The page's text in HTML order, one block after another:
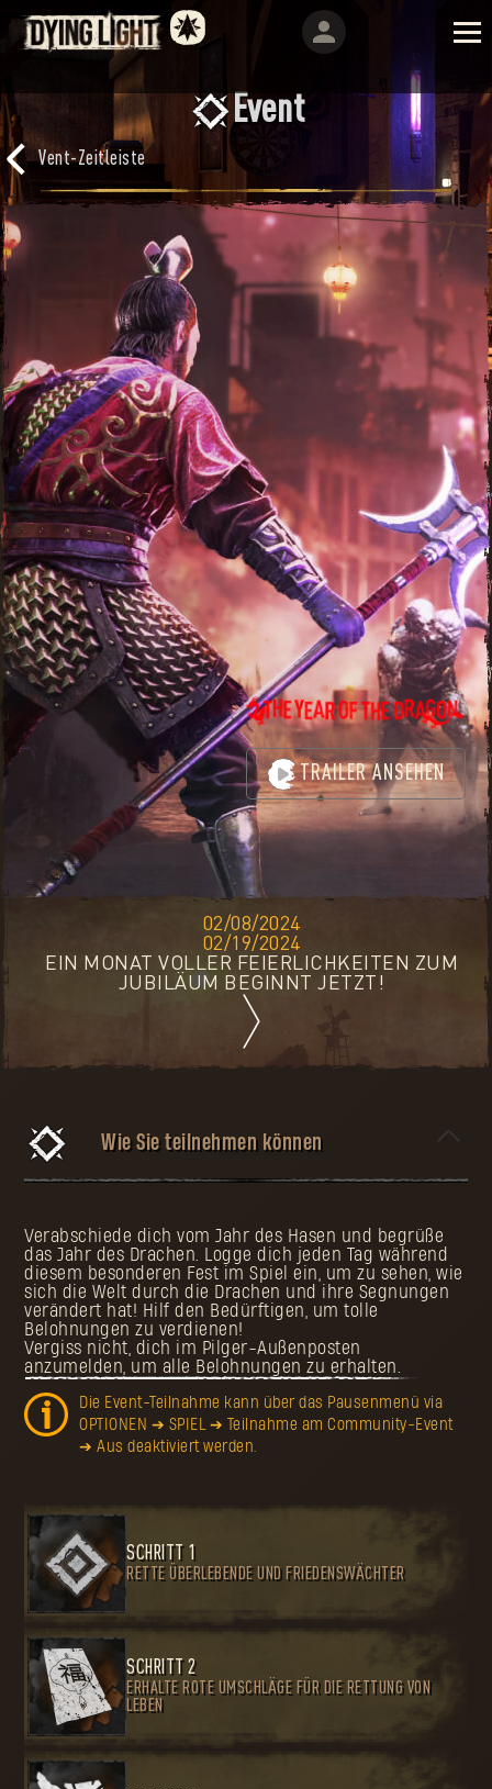
Event
Vent-Zeitleiste
TRAILER ANSEHEN
02/08/2024
02/19/2024
EIN MONAT VOLLER FEIERLICHKEITEN ZUM
JUBILÄUM BEGINNT JETZT!
Wie Sie teilnehmen können
Verabschiede dich vom Jahr des Hasen und begrüße
das Jahr des Drachen. Logge dich jeden Tag während
diesem besonderen Fest im Spiel ein, um zu sehen, wie
sich die Welt durch die Drachen und ihre Segnungen
verändert hat! Hilf den Bedürftigen, um tolle
Belohnungen zu verdienen!
Vergiss nicht, dich im Pilger-Außenposten
anzumelden, um alle Belohnungen zu erhalten.
Die Event-Teilnahme kann über das Pausenmenü via
OPTIONEN ➔ SPIEL ➔ Teilnahme am Community-Event
➔ Aus deaktiviert werden.
SCHRITT 1
RETTE ÜBERLEBENDE UND FRIEDENSWÄCHTER
SCHRITT 2
ERHALTE ROTE UMSCHLÄGE FÜR DIE RETTUNG VON
LEBEN